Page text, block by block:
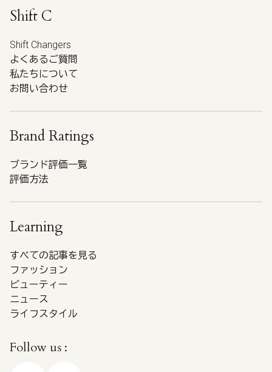
Shift C
Shift Changers
よくあるご質問
私たちについて
お問い合わせ
Brand Ratings
ブランド評価一覧
評価方法
Learning
すべての記事を見る
ファッション
ビューティー
ニュース
ライフスタイル
Follow us :